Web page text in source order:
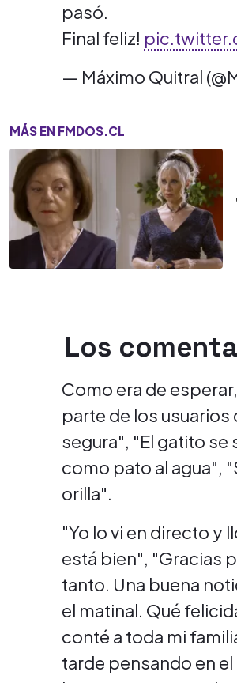
pasó.
Final feliz!
— Máximo Quitral
MÁS EN FMDOS.CL
Los
Como era de
parte de los usuarios
segura", "El gatito se
como pato al agua",
orilla".
"Yo lo vi en directo y
está bien", "Gracias
tanto. Una buena
el matinal. Qué
conté a toda mi
tarde pensando en